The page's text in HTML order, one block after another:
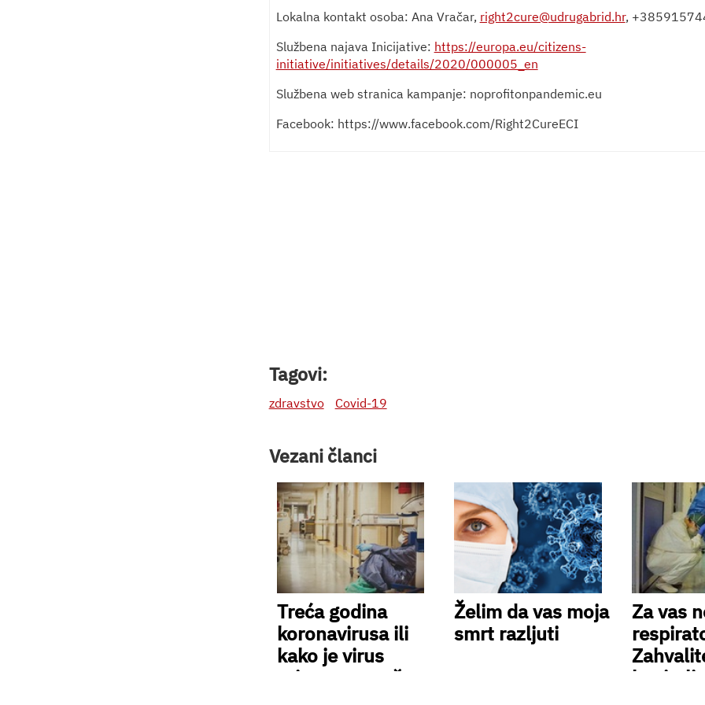
Lokalna kontakt osoba: Ana Vračar, right2cure@udrugabrid.hr,
Službena najava Inicijative: https://europa.eu/citizens-
initiative/initiatives/details/2020/000005_en
Službena web stranica kampanje: noprofitonpandemic.eu
Facebook: https://www.facebook.com/Right2CureECI
Tagovi:
zdravstvo Covid-19
Vezani članci
Treća godina
koronavirusa ili
kako je virus
utjecao na naš
Želim da vas moja
smrt razljuti
Za vas